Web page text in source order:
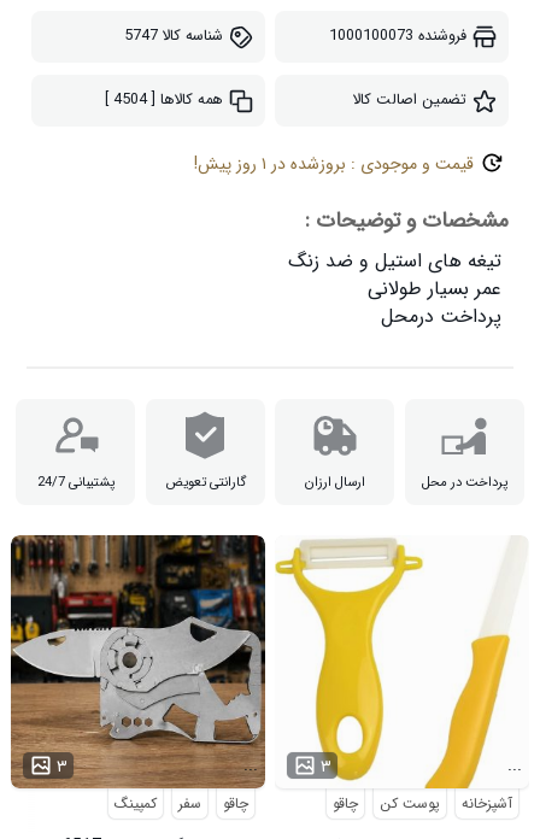
فروشنده 1000100073 شناسه کالا5747
تضمین اصالت کالا همه کالاها [ 4504 ]
قیمت و موجودی : بروزشده در ۱ روز پیش!
مشخصات و توضیحات :
پرداخت درمحل
پرداخت در محل ارسال ارزان گارانتی تعویض پشتیبانی 24/7
۳ ...
چاقو سفر کمپینگ
۳ ...
آشپزخانه پوست کن چاقو